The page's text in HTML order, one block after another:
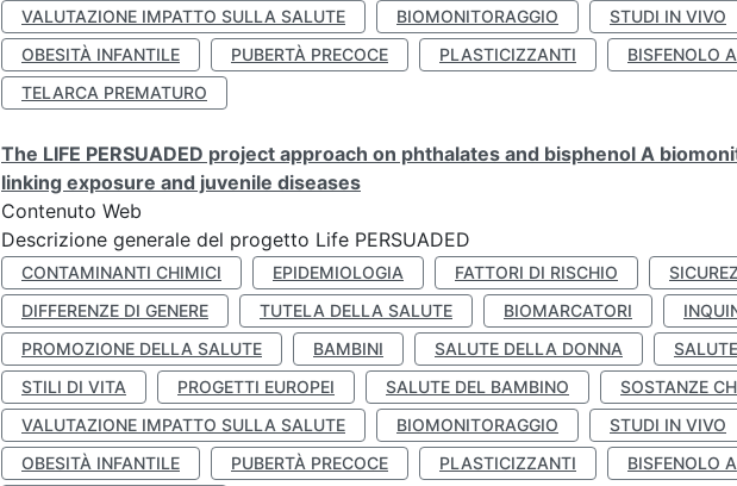
VALUTAZIONE IMPATTO SULLA SALUTE
BIOMONITORAGGIO STUDI IN VIVO
OBESITÀ INFANTILE
PUBERTÀ PRECOCE PLASTICIZZANTI BISFENOLO A
TELARCA PREMATURO
The LIFE PERSUADED project approach on phthalates and bisphenol A
linking exposure and juvenile diseases
Contenuto Web
Descrizione generale del progetto Life PERSUADED
CONTAMINANTI CHIMICI EPIDEMIOLOGIA FATTORI DI RISCHIO
DIFFERENZE DI GENERE
TUTELA DELLA SALUTE BIOMARCATORI
PROMOZIONE DELLA SALUTE
BAMBINI SALUTE DELLA DONNA
STILI DI VITA
PROGETTI EUROPEI SALUTE DEL BAMBINO
SOSTANZE
VALUTAZIONE IMPATTO SULLA SALUTE
BIOMONITORAGGIO STUDI IN VIVO
OBESITÀ INFANTILE
PUBERTÀ PRECOCE PLASTICIZZANTI BISFENOLO A